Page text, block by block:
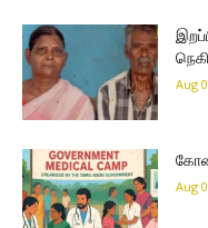
Aug
Aug